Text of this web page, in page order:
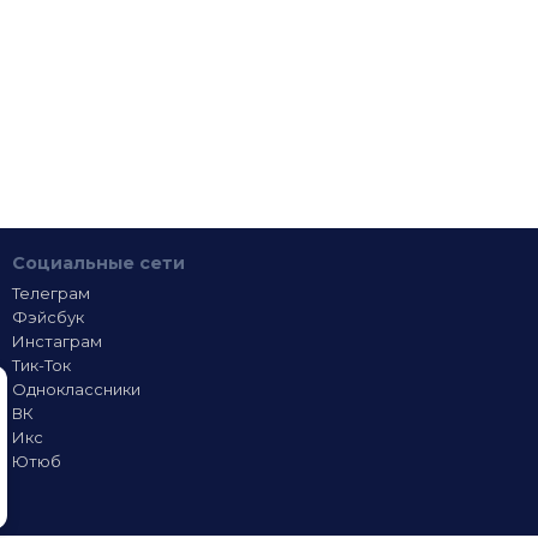
Социальные сети
Телеграм
Фэйсбук
Инстаграм
Тик-Ток
Одноклассники
ВК
Икс
Ютюб